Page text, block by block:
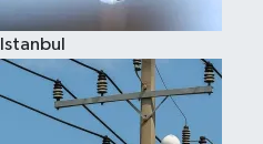
Istanbul